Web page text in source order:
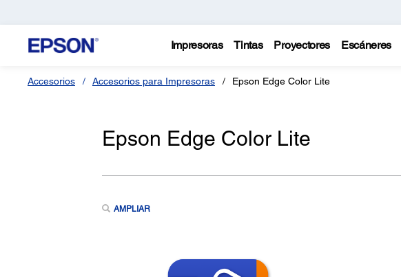
Impresoras Tintas Proyectores Escáneres
Accesorios Accesorios para Impresoras Epson Edge Color Lite
Epson Edge Color Lite
AMPLIAR